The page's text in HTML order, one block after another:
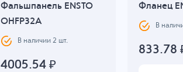
Фальшпанель ENSTO
OHFP32A
В наличии2 шт.
4005.54₽
Фланец
В
833.78